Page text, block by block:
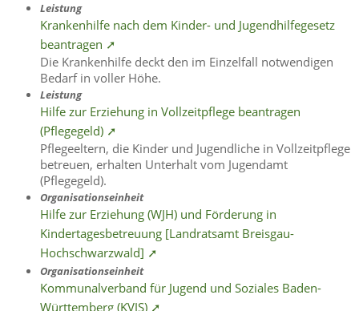
Leistung
Krankenhilfe nach dem Kinder- und Jugendhilfegesetz
beantragen ➚
Die Krankenhilfe deckt den im Einzelfall notwendigen
Bedarf in voller Höhe.
Leistung
Hilfe zur Erziehung in Vollzeitpflege beantragen
(Pflegegeld) ➚
Pflegeeltern, die Kinder und Jugendliche in Vollzeitpflege
betreuen, erhalten Unterhalt vom Jugendamt
(Pflegegeld).
Organisationseinheit
Hilfe zur Erziehung (WJH) und Förderung in
Kindertagesbetreuung [Landratsamt Breisgau-
Hochschwarzwald] ➚
Organisationseinheit
Kommunalverband für Jugend und Soziales Baden-
Württemberg (KVJS) ➚